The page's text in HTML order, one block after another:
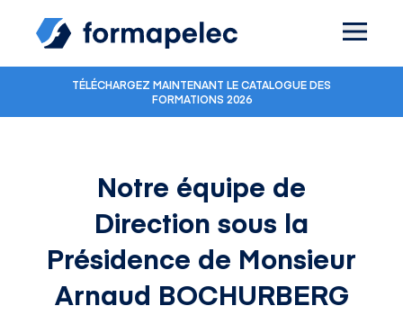
TÉLÉCHARGEZ MAINTENANT LE CATALOGUE DES
FORMATIONS 2026
Notre équipe de
Direction sous la
Présidence de Monsieur
Arnaud BOCHURBERG